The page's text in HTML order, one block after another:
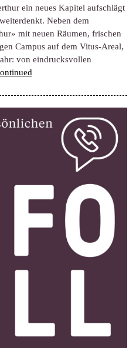
ein neues Kapitel aufschlägt
Neben dem
mit neuen Räumen, frischen
Campus auf dem Vitus-Areal,
von eindrucksvollen